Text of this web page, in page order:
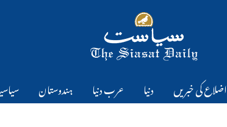
اضلاع کی خبریں دنیا عرب دنیا ہندوستان